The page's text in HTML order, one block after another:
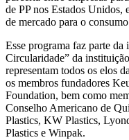
de PP nos Estados Unidos,
de mercado para o
Esse programa faz parte
Circularidade” da
representam todos os elos
os membros fundadores
Foundation, bem como
Conselho Americano de
Plastics, KW Plastics,
Plastics e Winpak.